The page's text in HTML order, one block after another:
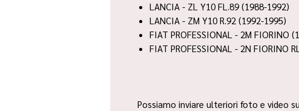
LANCIA - ZL Y10 FL.89 (1988-1992)
LANCIA - ZM Y10 R.92 (1992-1995)
FIAT PROFESSIONAL - 2M FIORINO
FIAT PROFESSIONAL - 2N FIORINO
Possiamo inviare ulteriori foto e video